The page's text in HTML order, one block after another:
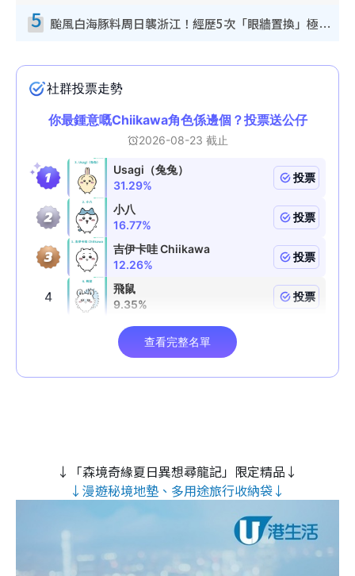
5 颱風白海豚料周日襲浙江！經歷5次「眼牆置換」極罕見 成登陸內地最長途颱風
↓「森境奇緣夏日異想尋龍記」限定精品↓
↓漫遊秘境地墊、多用途旅行收納袋↓